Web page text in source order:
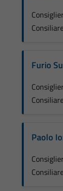
Furio
Paolo